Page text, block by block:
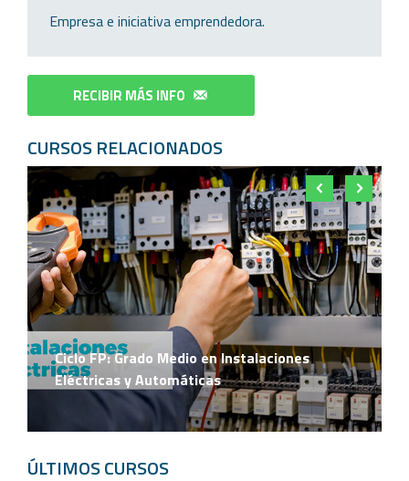
 Empresa e iniciativa emprendedora.
RECIBIR MÁS INFO
CURSOS RELACIONADOS
Ciclo FP: Grado Medio en Instalaciones
Eléctricas y Automáticas
ÚLTIMOS CURSOS